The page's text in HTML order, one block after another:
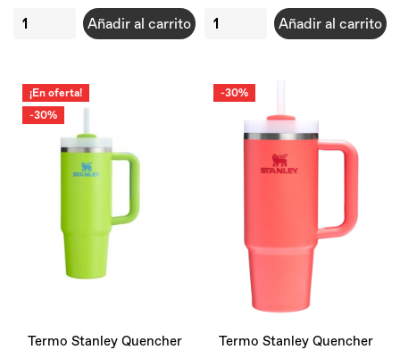
Añadir al carrito Añadir al carrito
¡En oferta!
-30%
Termo Stanley Quencher
-30%
Termo Stanley Quencher